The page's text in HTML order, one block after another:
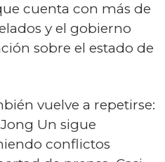
cuenta con más de
y el gobierno
sobre el estado de
vuelve a repetirse:
Un sigue
conflictos